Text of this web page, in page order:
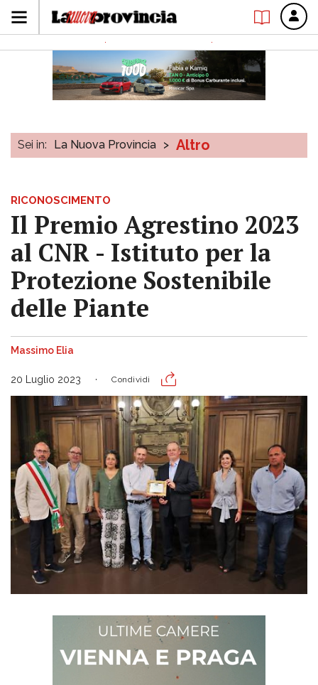
Sei in: La Nuova Provincia > Altro
RICONOSCIMENTO
Il Premio Agrestino 2023
al CNR - Istituto per la
Protezione Sostenibile
delle Piante
Massimo Elia
20 Luglio 2023 Condividi